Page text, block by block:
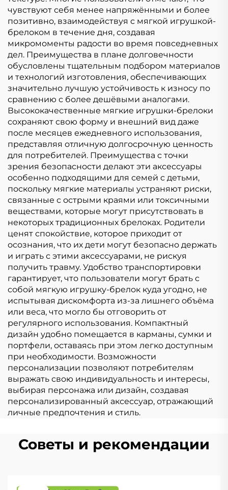
чувствуют себя менее напряжёнными и более
позитивно, взаимодействуя с мягкой игрушкой-
брелоком в течение дня, создавая
микромоменты радости во время повседневных
дел. Преимущества в плане долговечности
обусловлены тщательным подбором материалов
и технологий изготовления, обеспечивающих
значительно лучшую устойчивость к износу по
сравнению с более дешёвыми аналогами.
Высококачественные мягкие игрушки-брелоки
сохраняют свою форму и внешний вид даже
после месяцев ежедневного использования,
представляя отличную долгосрочную ценность
для потребителей. Преимущества с точки
зрения безопасности делают эти аксессуары
особенно подходящими для семей с детьми,
поскольку мягкие материалы устраняют риски,
связанные с острыми краями или токсичными
веществами, которые могут присутствовать в
некоторых традиционных брелоках. Родители
ценят спокойствие, которое приходит от
осознания, что их дети могут безопасно держать
и играть с этими аксессуарами, не рискуя
получить травму. Удобство транспортировки
гарантирует, что пользователи могут брать с
собой мягкую игрушку-брелок куда угодно, не
испытывая дискомфорта из-за лишнего объёма
или веса, что могло бы отговорить от
регулярного использования. Компактный
дизайн удобно помещается в карманы, сумки и
портфели, оставаясь при этом легко доступным
при необходимости. Возможности
персонализации позволяют потребителям
выражать свою индивидуальность и интересы,
выбирая персонажа или дизайн, создавая
персонализированный аксессуар, отражающий
личные предпочтения и стиль.
Советы и рекомендации